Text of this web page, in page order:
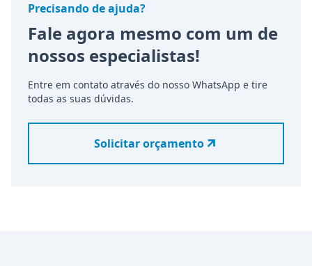
Precisando de ajuda?
Fale agora mesmo com um de
nossos especialistas!
Entre em contato através do nosso WhatsApp e tire
todas as suas dúvidas.
Solicitar orçamento